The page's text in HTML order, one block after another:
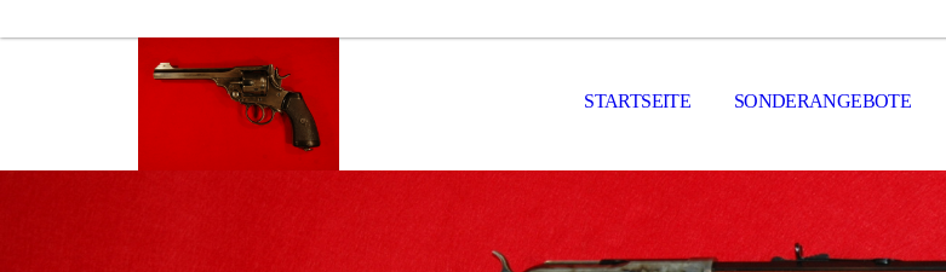
STARTSEITE SONDERANGEBOTE